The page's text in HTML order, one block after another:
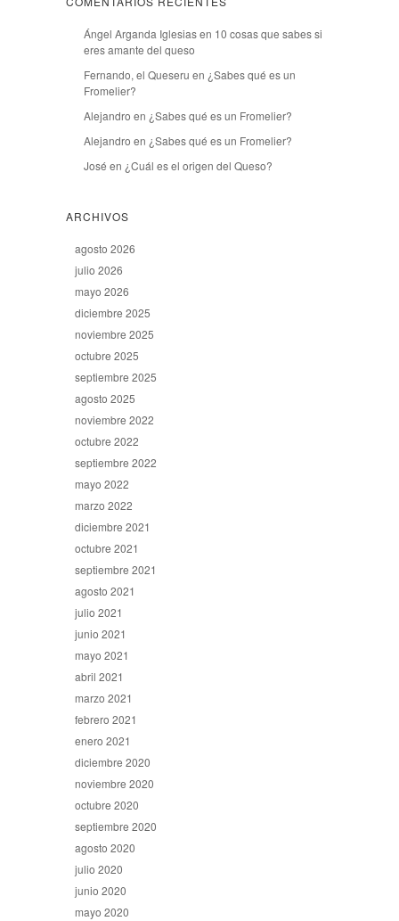
Ángel Arganda Iglesiasen 10 cosas que sabes si
eres amante del queso
Fernando, el Queseru en ¿Sabes qué es un
Fromelier?
Alejandro en ¿Sabes qué es un Fromelier?
Alejandro en ¿Sabes qué es un Fromelier?
José en ¿Cuál es el origen del Queso?
ARCHIVOS
agosto 2026
julio 2026
mayo 2026
diciembre 2025
noviembre 2025
octubre 2025
septiembre 2025
agosto 2025
noviembre 2022
octubre 2022
septiembre 2022
mayo 2022
marzo 2022
diciembre 2021
octubre 2021
septiembre 2021
agosto 2021
julio 2021
junio 2021
mayo 2021
abril 2021
marzo 2021
febrero 2021
enero 2021
diciembre 2020
noviembre 2020
octubre 2020
septiembre 2020
agosto 2020
julio 2020
junio 2020
mayo 2020